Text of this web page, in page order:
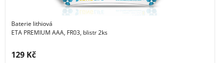
Baterie lithiová
ETA PREMIUM AAA, FR03, blistr 2ks
Cena s DPH:
129 Kč